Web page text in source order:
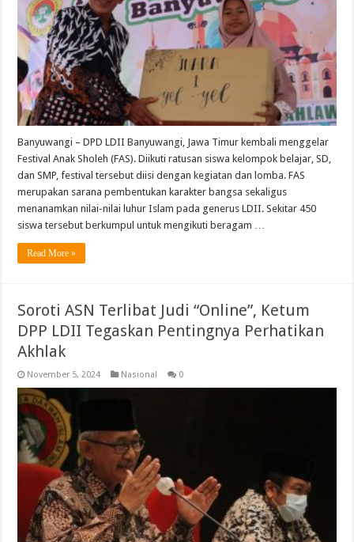
Banyuwangi – DPD LDII Banyuwangi, Jawa Timur kembali menggelar
Festival Anak Sholeh (FAS). Diikuti ratusan siswa kelompok belajar, SD,
dan SMP, festival tersebut diisi dengan kegiatan dan lomba. FAS
merupakan sarana pembentukan karakter bangsa sekaligus
menanamkan nilai-nilai luhur Islam pada generus LDII. Sekitar 450
siswa tersebut berkumpul untuk mengikuti beragam …
Read More »
Soroti ASN Terlibat Judi “Online”, Ketum
DPP LDII Tegaskan Pentingnya Perhatikan
Akhlak
November 5, 2024 Nasional 0